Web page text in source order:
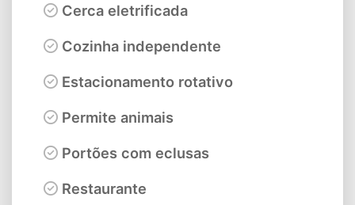
Cerca eletrificada
Cozinha independente
Estacionamento rotativo
Permite animais
Portões com eclusas
Restaurante